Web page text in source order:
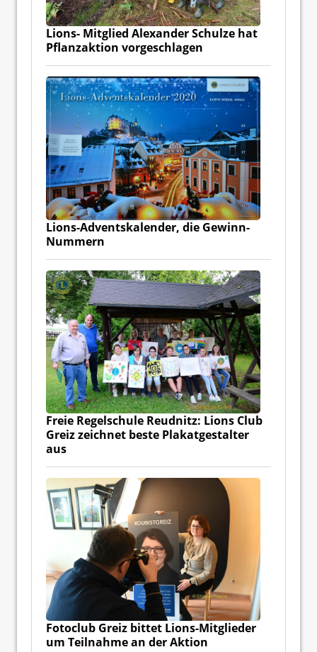
Lions- Mitglied Alexander Schulze hat
Pflanzaktion vorgeschlagen
Lions-Adventskalender, die Gewinn-
Nummern
Freie Regelschule Reudnitz: Lions Club
Greiz zeichnet beste Plakatgestalter
aus
Fotoclub Greiz bittet Lions-Mitglieder
um Teilnahme an der Aktion